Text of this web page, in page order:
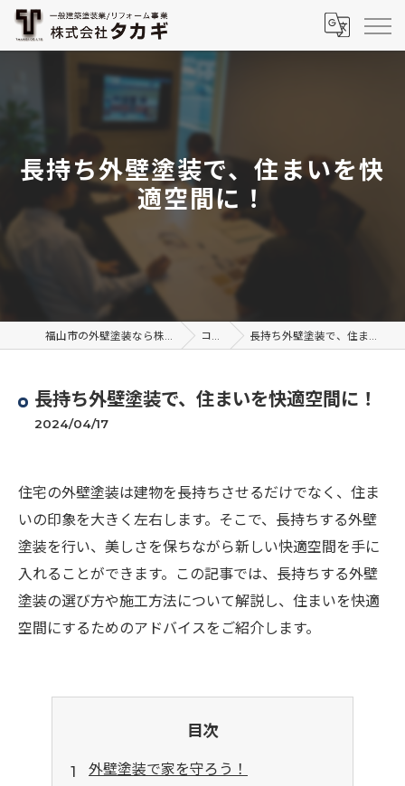
長持ち外壁塗装で、住まいを快
適空間に！
福山市の外壁塗装なら株式会社TAKAGI コラム 長持ち外壁塗装で、住まいを快適空間に！
長持ち外壁塗装で、住まいを快適空間に！
2024/04/17
住宅の外壁塗装は建物を長持ちさせるだけでなく、住ま
いの印象を大きく左右します。そこで、長持ちする外壁
塗装を行い、美しさを保ちながら新しい快適空間を手に
入れることができます。この記事では、長持ちする外壁
塗装の選び方や施工方法について解説し、住まいを快適
空間にするためのアドバイスをご紹介します。
目次
外壁塗装で家を守ろう！